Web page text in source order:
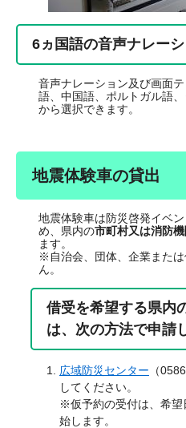
6ヵ国語の音声ナレー
音声ナレーション及び画面
語、中国語、ポルトガル語
から選択できます。
地震体験車の貸出
地震体験車は防災啓発イベ
め、県内の市町村又は消防機
ます。
※自治会、団体、企業また
ん。
借受を希望する県内
は、次の方法で申請
広域防災センター （
してください。
※仮予約の受付は、希望
始します。